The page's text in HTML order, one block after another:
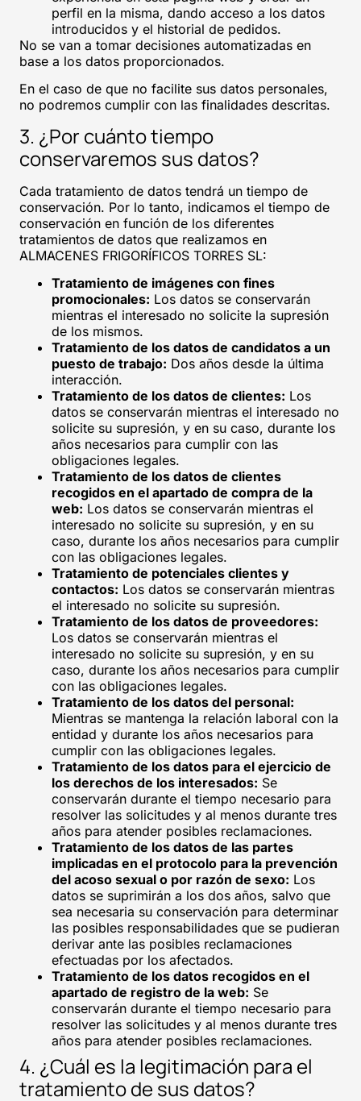
perfil en la misma, dando acceso a los datos
introducidos y el historial de pedidos.
No se van a tomar decisiones automatizadas en
base a los datos proporcionados.
En el caso de que no facilite sus datos personales,
no podremos cumplir con las finalidades descritas.
3. ¿Por cuánto tiempo
conservaremos sus datos?
Cada tratamiento de datos tendrá un tiempo de
conservación. Por lo tanto, indicamos el tiempo de
conservación en función de los diferentes
tratamientos de datos que realizamos en
ALMACENES FRIGORÍFICOS TORRES SL:
Tratamiento de imágenes con fines
promocionales: Los datos se conservarán
mientras el interesado no solicite la supresión
de los mismos.
Tratamiento de los datos de candidatos a un
puesto de trabajo: Dos años desde la última
interacción.
Tratamiento de los datos de clientes: Los
datos se conservarán mientras el interesado no
solicite su supresión, y en su caso, durante los
años necesarios para cumplir con las
obligaciones legales.
Tratamiento de los datos de clientes
recogidos en el apartado de compra de la
web: Los datos se conservarán mientras el
interesado no solicite su supresión, y en su
caso, durante los años necesarios para cumplir
con las obligaciones legales.
Tratamiento de potenciales clientes y
contactos: Los datos se conservarán mientras
el interesado no solicite su supresión.
Tratamiento de los datos de proveedores:
Los datos se conservarán mientras el
interesado no solicite su supresión, y en su
caso, durante los años necesarios para cumplir
con las obligaciones legales.
Tratamiento de los datos del personal:
Mientras se mantenga la relación laboral con la
entidad y durante los años necesarios para
cumplir con las obligaciones legales.
Tratamiento de los datos para el ejercicio de
los derechos de los interesados: Se
conservarán durante el tiempo necesario para
resolver las solicitudes y al menos durante tres
años para atender posibles reclamaciones.
Tratamiento de los datos de las partes
implicadas en el protocolo para la prevención
del acoso sexual o por razón de sexo: Los
datos se suprimirán a los dos años, salvo que
sea necesaria su conservación para determinar
las posibles responsabilidades que se pudieran
derivar ante las posibles reclamaciones
efectuadas por los afectados.
Tratamiento de los datos recogidos en el
apartado de registro de la web: Se
conservarán durante el tiempo necesario para
resolver las solicitudes y al menos durante tres
años para atender posibles reclamaciones.
4. ¿Cuál es la legitimación para el
tratamiento de sus datos?